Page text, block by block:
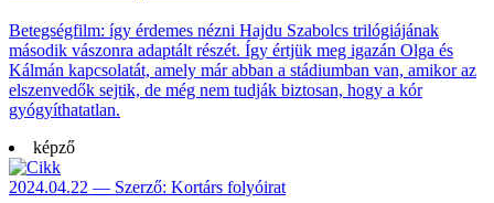
Betegségfilm: így érdemes nézni Hajdu Szabolcs trilógiájának
második vászonra adaptált részét. Így értjük meg igazán Olga és
Kálmán kapcsolatát, amely már abban a stádiumban van, amikor az
elszenvedők sejtik, de még nem tudják biztosan, hogy a kór
gyógyíthatatlan.
képző
2024.04.22 — Szerző: Kortárs folyóirat